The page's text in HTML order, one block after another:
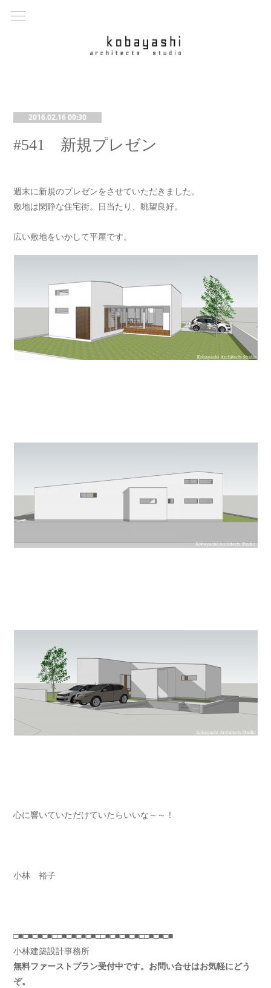
2016.02.16 00:30
#541 新規プレゼン
週末に新規のプレゼンをさせていただきました。
敷地は閑静な住宅街。日当たり、眺望良好。
広い敷地をいかして平屋です。
心に響いていただけていたらいいな～～！
小林 裕子
□■□■□■□■□□■□■□■□■□□■□■□■□■□□■□■□■
小林建築設計事務所
無料ファーストプラン受付中です。お問い合せはお気軽にどう
ぞ。